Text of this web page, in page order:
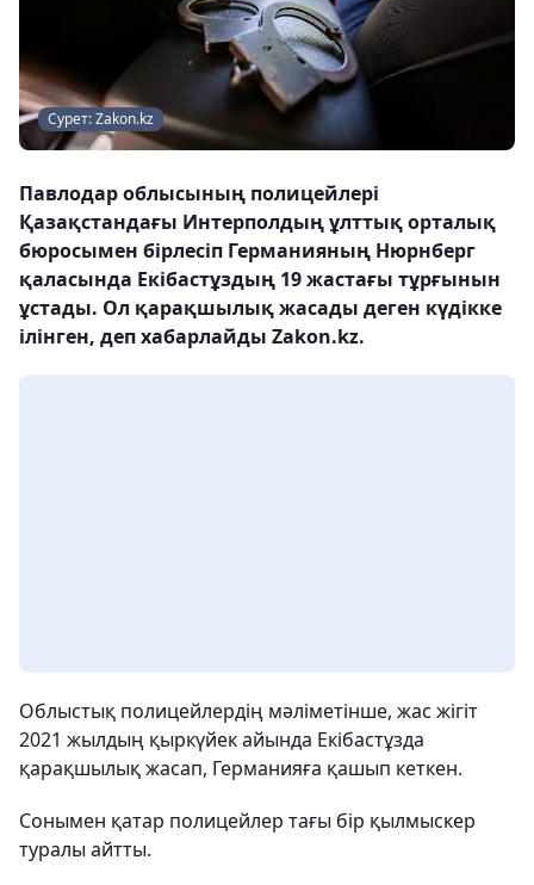
Сурет: Zakon.kz
Павлодар облысының полицейлері
Қазақстандағы Интерполдың ұлттық орталық
бюросымен бірлесіп Германияның Нюрнберг
қаласында Екібастұздың 19 жастағы тұрғынын
ұстады. Ол қарақшылық жасады деген күдікке
ілінген, деп хабарлайды Zakon.kz.
Облыстық полицейлердің мәліметінше, жас жігіт
2021 жылдың қыркүйек айында Екібастұзда
қарақшылық жасап, Германияға қашып кеткен.
Сонымен қатар полицейлер тағы бір қылмыскер
туралы айтты.